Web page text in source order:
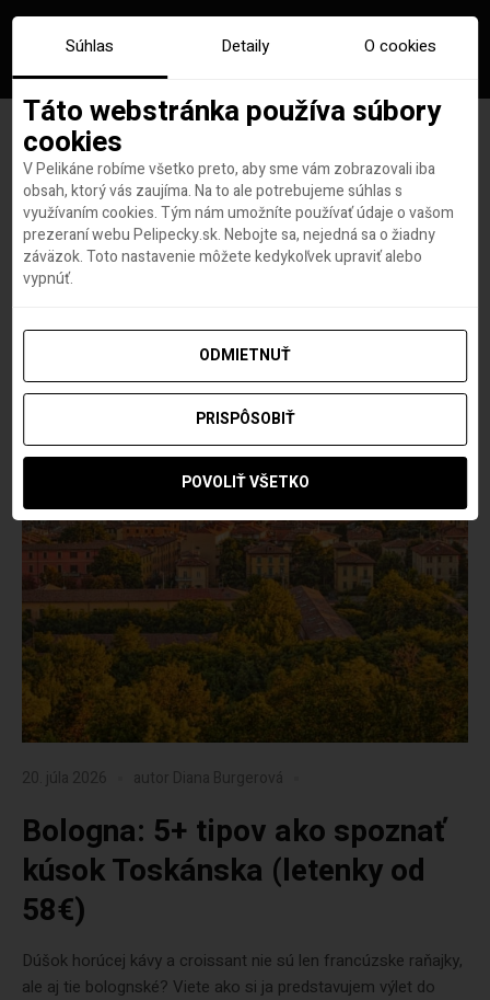
Značka:bologna atrakcie
20. júla 2026 autor Diana Burgerová
Bologna: 5+ tipov ako spoznať
kúsok Toskánska (letenky od
58€)
Dúšok horúcej kávy a croissant nie sú len francúzske raňajky,
ale aj tie bolognské? Viete ako si ja predstavujem výlet do
Súhlas Detaily O cookies
Táto webstránka používa súbory
cookies
V Pelikáne robíme všetko preto, aby sme vám zobrazovali iba
obsah, ktorý vás zaujíma. Na to ale potrebujeme súhlas s
využívaním cookies. Tým nám umožníte používať údaje o vašom
prezeraní webu Pelipecky.sk. Nebojte sa, nejedná sa o žiadny
záväzok. Toto nastavenie môžete kedykoľvek upraviť alebo
vypnúť.
ODMIETNUŤ
PRISPÔSOBIŤ
POVOLIŤ VŠETKO